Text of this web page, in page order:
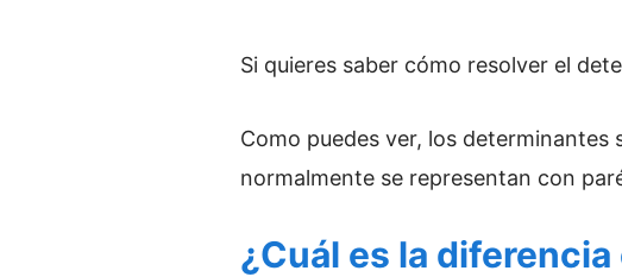
Si quieres saber cómo resolver el
Como puedes ver, los
normalmente se representan con
¿Cuál es la